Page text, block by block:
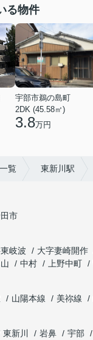
る物件
宇部市鵜の島町
2DK (45.58㎡)
3.8万円
覧 東新川駅
市
岐波 大字妻崎開作
中村 上野中町
山陽本線 美祢線
東新川 岩鼻 宇部